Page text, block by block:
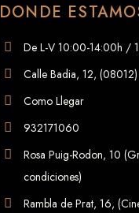
DONDE
De L-V 10:00-14:00h /
Calle Badia, 12,
Como Llegar
932171060
Rosa Puig-Rodon, 10
condiciones)
Rambla de Prat, 16,